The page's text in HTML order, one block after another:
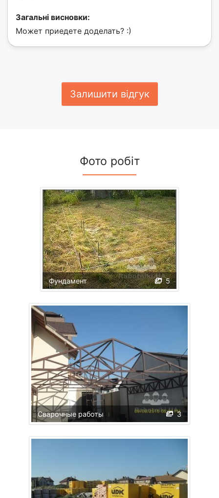
Загальні висновки:
Может приедете доделать? :)
Залишити відгук
Фото робіт
5
Фундамент
3
Сварочные работы